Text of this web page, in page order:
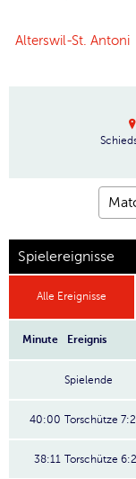
Alterswil-St. Antoni
Spielereignisse
Alle Ereignisse
Minute Ereignis
Spielende
40:00 Torschütze 7:2
38:11 Torschütze 6:2